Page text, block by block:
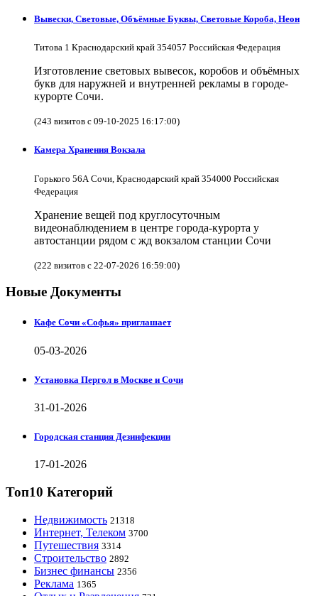
Вывески, Световые, Объёмные Буквы, Световые Короба, Неон
Титова 1 Краснодарский край 354057 Российская Федерация
Изготовление световых вывесок, коробов и объёмных
букв для наружней и внутренней рекламы в городе-
курорте Сочи.
(243 визитов с 09-10-2025 16:17:00)
Камера Хранения Вокзала
Горького 56А Сочи, Краснодарский край 354000 Российская
Федерация
Хранение вещей под круглосуточным
видеонаблюдением в центре города-курорта у
автостанции рядом с жд вокзалом станции Сочи
(222 визитов с 22-07-2026 16:59:00)
Новые Документы
Кафе Сочи «Софья» приглашает
05-03-2026
Установка Пергол в Москве и Сочи
31-01-2026
Городская станция Дезинфекции
17-01-2026
Топ10 Категорий
Недвижимость 21318
Интернет, Телеком 3700
Путешествия 3314
Строительство 2892
Бизнес финансы 2356
Реклама 1365